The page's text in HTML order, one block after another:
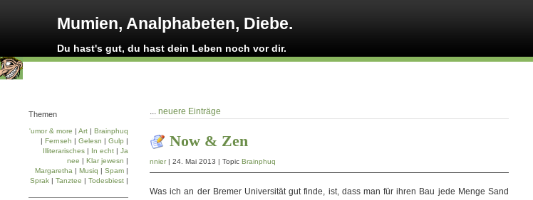
Mumien, Analphabeten, Diebe.
Du hast's gut, du hast dein Leben noch vor dir.
... neuere Einträge
Now & Zen
nnier| 24. Mai 2013 | Topic Brainphuq
Was ich an der Bremer Universität gut finde, ist, dass man für ihren Bau jede Menge Sand
Themen
'umor & more | Art | Brainphuq
| Fernseh | Gelesn | Gulp |
Illiterarisches | In echt | Ja
nee | Klar jewesn |
Margaretha | Musiq | Spam |
Sprak | Tanztee | Todesbiest |